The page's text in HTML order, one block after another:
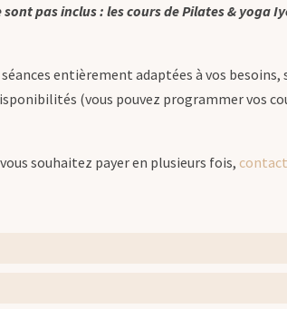
sont pas inclus : les cours de Pilates & yoga
entièrement adaptées à vos besoins,
(vous pouvez programmer vos
souhaitez payer en plusieurs fois,